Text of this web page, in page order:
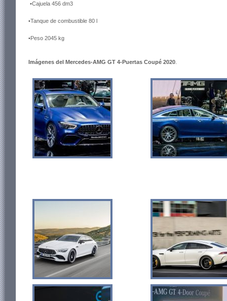
•Cajuela 456 dm3
•Tanque de combustible 80 l
•Peso 2045 kg
Imágenes del Mercedes-AMG GT 4-Puertas Coupé 2020